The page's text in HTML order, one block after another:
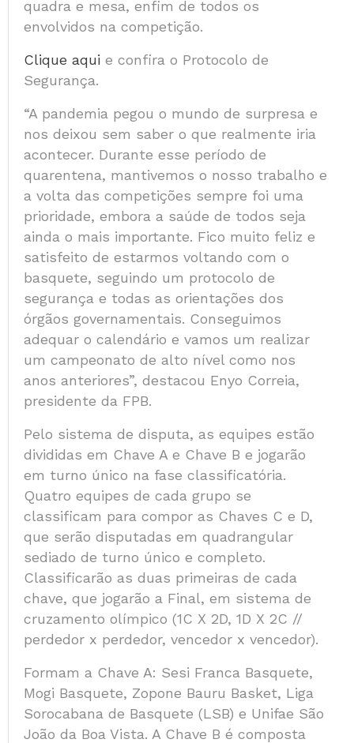
quadra e mesa, enfim de todos os
envolvidos na competição.
Clique aqui e confira o Protocolo de
Segurança.
“A pandemia pegou o mundo de surpresa e
nos deixou sem saber o que realmente iria
acontecer. Durante esse período de
quarentena, mantivemos o nosso trabalho e
a volta das competições sempre foi uma
prioridade, embora a saúde de todos seja
ainda o mais importante. Fico muito feliz e
satisfeito de estarmos voltando com o
basquete, seguindo um protocolo de
segurança e todas as orientações dos
órgãos governamentais. Conseguimos
adequar o calendário e vamos um realizar
um campeonato de alto nível como nos
anos anteriores”, destacou Enyo Correia,
presidente da FPB.
Pelo sistema de disputa, as equipes estão
divididas em Chave A e Chave B e jogarão
em turno único na fase classificatória.
Quatro equipes de cada grupo se
classificam para compor as Chaves C e D,
que serão disputadas em quadrangular
sediado de turno único e completo.
Classificarão as duas primeiras de cada
chave, que jogarão a Final, em sistema de
cruzamento olímpico (1C X 2D, 1D X 2C //
perdedor x perdedor, vencedor x vencedor).
Formam a Chave A: Sesi Franca Basquete,
Mogi Basquete, Zopone Bauru Basket, Liga
Sorocabana de Basquete (LSB) e Unifae São
João da Boa Vista. A Chave B é composta